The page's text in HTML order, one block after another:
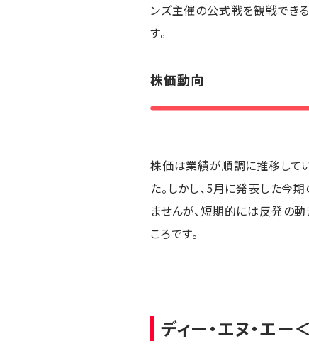
ンズ主催の公式戦を観戦できる
す。
株価動向
株価は業績が順調に推移して
た。しかし、5月に発表した今
ませんが、短期的には反発の
ころです。
ディー・エヌ・エー